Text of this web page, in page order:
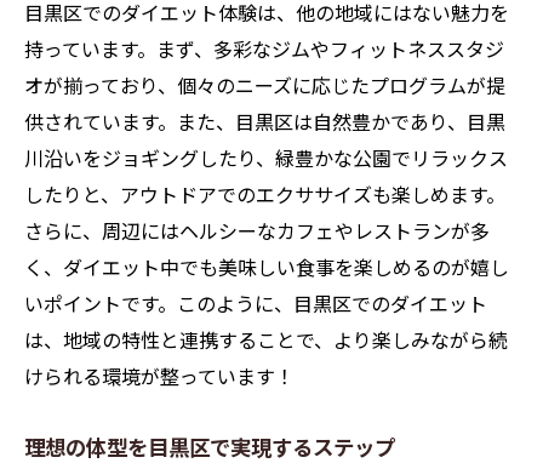
専門トレーナーのサポート活用法
目黒区でのダイエット成功体験談
健康的な食生活の構築方法
無理のないダイエットプランの組み立て
目黒区のダイエットコミュニティ参加の利
点
専門トレーナーと目黒区で始める理想のダイエ
ット
専門トレーナーによる個別指導の重要性
目黒区のトレーナーが提供するプログラム
個々の目標に合わせたトレーニング法
目黒区でのダイエット体験は、他の地域にはない魅力を
持っています。まず、多彩なジムやフィットネススタジ
オが揃っており、個々のニーズに応じたプログラムが提
供されています。また、目黒区は自然豊かであり、目黒
川沿いをジョギングしたり、緑豊かな公園でリラックス
したりと、アウトドアでのエクササイズも楽しめます。
さらに、周辺にはヘルシーなカフェやレストランが多
く、ダイエット中でも美味しい食事を楽しめるのが嬉し
いポイントです。このように、目黒区でのダイエット
は、地域の特性と連携することで、より楽しみながら続
けられる環境が整っています！
理想の体型を目黒区で実現するステップ